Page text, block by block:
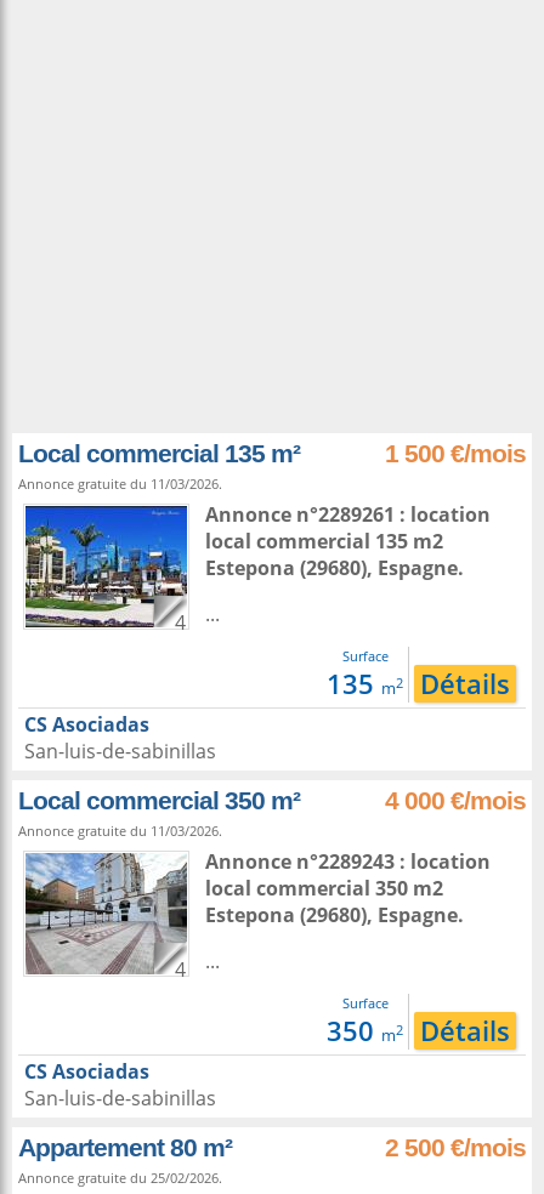
Local commercial 135 m² 1 500 €/mois
Annonce gratuite du 11/03/2026.
4
Annonce n°2289261 : location
local commercial 135 m2
Estepona (29680), Espagne.
...
Surface
135 m2 Détails
CS Asociadas
San-luis-de-sabinillas
Local commercial 350 m² 4 000 €/mois
Annonce gratuite du 11/03/2026.
4
Annonce n°2289243 : location
local commercial 350 m2
Estepona (29680), Espagne.
...
Surface
350 m2 Détails
CS Asociadas
San-luis-de-sabinillas
Appartement 80 m² 2 500 €/mois
Annonce gratuite du 25/02/2026.